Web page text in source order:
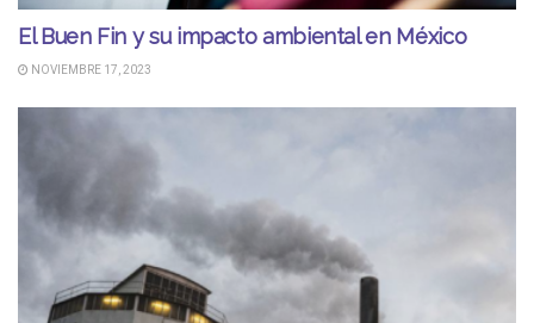
El Buen Fin y su impacto ambiental en México
NOVIEMBRE 17, 2023